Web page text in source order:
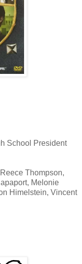
School President
Thompson,
Melonie
Himelstein, Vincent